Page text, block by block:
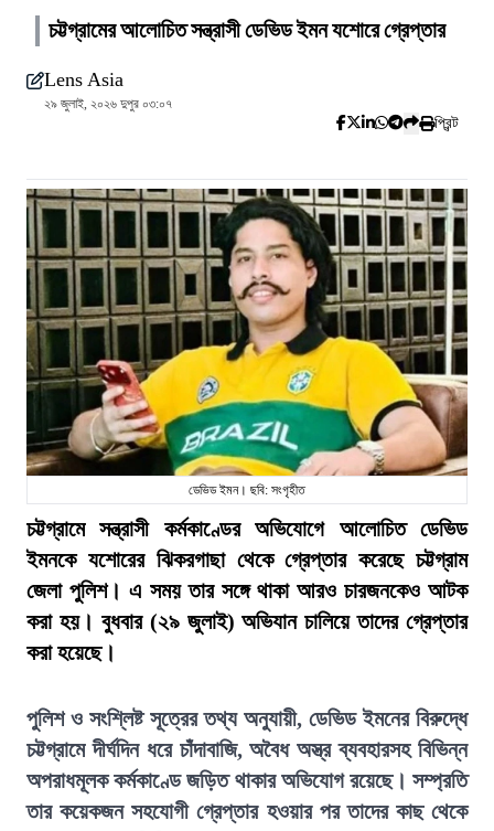
চট্টগ্রামের আলোচিত সন্ত্রাসী ডেভিড ইমন যশোরে গ্রেপ্তার
Lens Asia
২৯ জুলাই, ২০২৬ দুপুর ০৩:০৭
প্রিন্ট
ডেভিড ইমন। ছবি: সংগৃহীত
চট্টগ্রামে সন্ত্রাসী কর্মকাণ্ডের অভিযোগে আলোচিত ডেভিড
ইমনকে যশোরের ঝিকরগাছা থেকে গ্রেপ্তার করেছে চট্টগ্রাম
জেলা পুলিশ। এ সময় তার সঙ্গে থাকা আরও চারজনকেও আটক
করা হয়। বুধবার (২৯ জুলাই) অভিযান চালিয়ে তাদের গ্রেপ্তার
করা হয়েছে।
পুলিশ ও সংশ্লিষ্ট সূত্রের তথ্য অনুযায়ী, ডেভিড ইমনের বিরুদ্ধে
চট্টগ্রামে দীর্ঘদিন ধরে চাঁদাবাজি, অবৈধ অস্ত্র ব্যবহারসহ বিভিন্ন
অপরাধমূলক কর্মকাণ্ডে জড়িত থাকার অভিযোগ রয়েছে। সম্প্রতি
তার কয়েকজন সহযোগী গ্রেপ্তার হওয়ার পর তাদের কাছ থেকে